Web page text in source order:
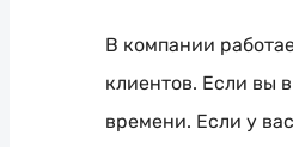
В компании
клиентов. Если вы
времени. Если у